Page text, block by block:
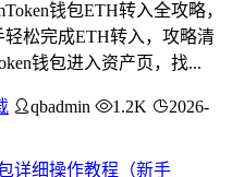
钱包ETH转入全攻略，
松完成ETH转入，攻略清
钱包进入资产页，找...
qbadmin 1.2K
2026-